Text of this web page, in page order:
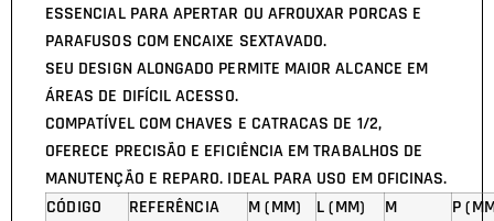
ESSENCIAL PARA APERTAR OU AFROUXAR PORCAS E
PARAFUSOS COM ENCAIXE SEXTAVADO.
SEU DESIGN ALONGADO PERMITE MAIOR ALCANCE EM
ÁREAS DE DIFÍCIL ACESSO.
COMPATÍVEL COM CHAVES E CATRACAS DE 1/2,
OFERECE PRECISÃO E EFICIÊNCIA EM TRABALHOS DE
MANUTENÇÃO E REPARO. IDEAL PARA USO EM OFICINAS.
CÓDIGO
REFERÊNCIA M (MM) L (MM) M
P